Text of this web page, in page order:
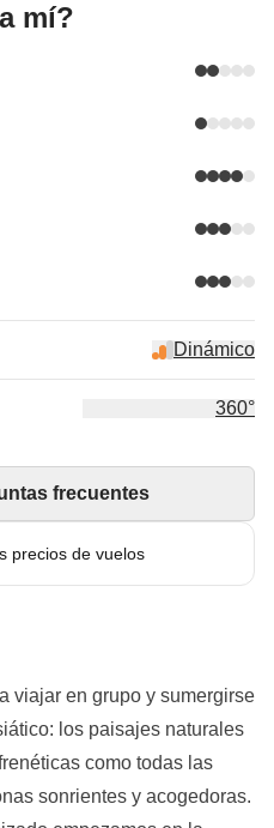
mí?
Dinámico
360°
precios de vuelos
frecuentes
viajar en grupo y sumergirse
los paisajes naturales
como todas las
sonrientes y acogedoras.